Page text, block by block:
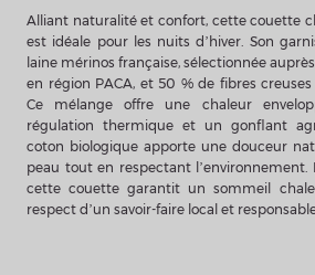
Alliant naturalité et confort, cette couette
est idéale pour les nuits d’hiver. Son
laine mérinos française, sélectionnée
en région PACA, et 50 % de fibres creuses
Ce mélange offre une chaleur
régulation thermique et un gonflant
coton biologique apporte une douceur
peau tout en respectant l’environnement.
cette couette garantit un sommeil
respect d’un savoir-faire local et